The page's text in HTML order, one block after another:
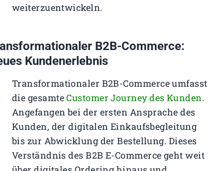
weiterzuentwickeln.
B2B-Commerce:
Kundenerlebnis
Transformationaler B2B-Commerce umfasst
die gesamteCustomer Journey des Kunden.
Angefangen bei der ersten Ansprache des
Kunden, der digitalen Einkaufsbegleitung
bis zur Abwicklung der Bestellung. Dieses
Verständnis des B2B E-Commerce geht weit